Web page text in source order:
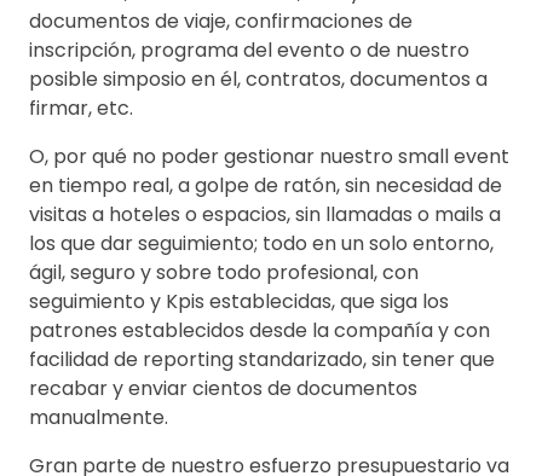
documentos de viaje, confirmaciones de
inscripción, programa del evento o de nuestro
posible simposio en él, contratos, documentos a
firmar, etc.
O, por qué no poder gestionar nuestro small event
en tiempo real, a golpe de ratón, sin necesidad de
visitas a hoteles o espacios, sin llamadas o mails a
los que dar seguimiento; todo en un solo entorno,
ágil, seguro y sobre todo profesional, con
seguimiento y Kpis establecidas, que siga los
patrones establecidos desde la compañía y con
facilidad de reporting standarizado, sin tener que
recabar y enviar cientos de documentos
manualmente.
Gran parte de nuestro esfuerzo presupuestario va